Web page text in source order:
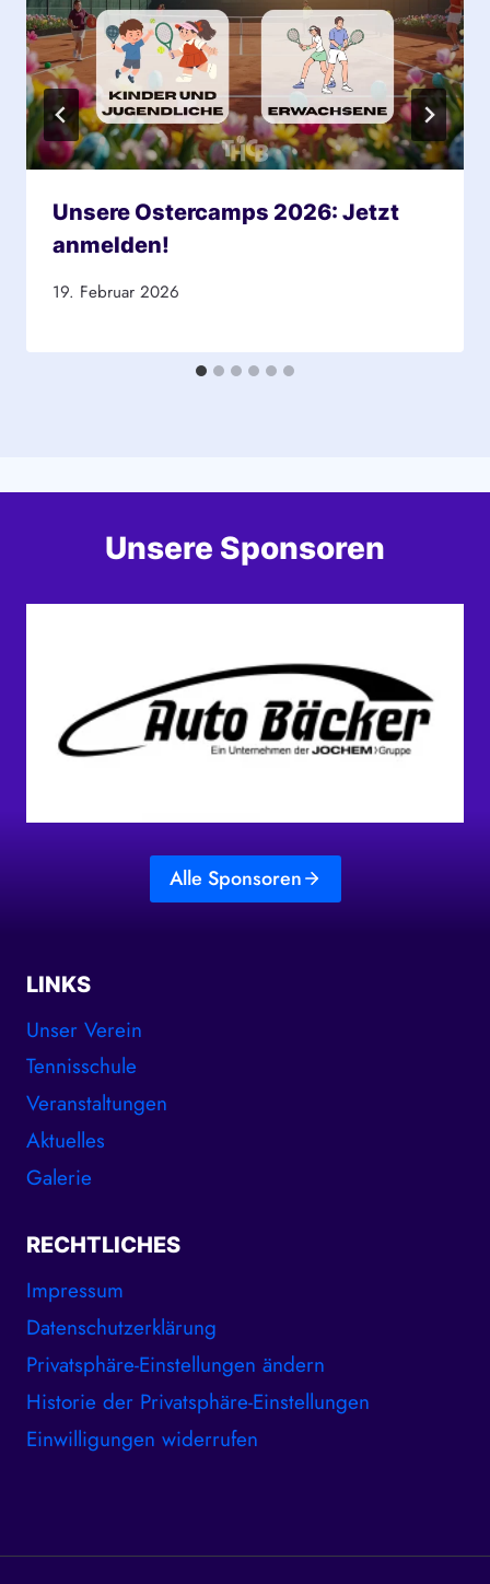
Unsere Ostercamps 2026: Jetzt
anmelden!
19. Februar 2026
Unsere Sponsoren
Alle Sponsoren
LINKS
Unser Verein
Tennisschule
Veranstaltungen
Aktuelles
Galerie
RECHTLICHES
Impressum
Datenschutzerklärung
Privatsphäre-Einstellungen ändern
Historie der Privatsphäre-Einstellungen
Einwilligungen widerrufen